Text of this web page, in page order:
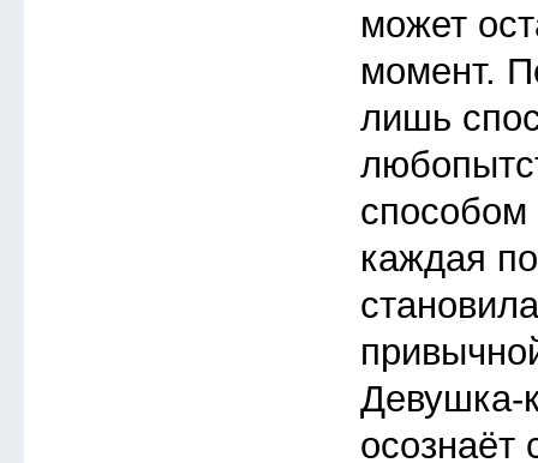
может
момент.
лишь
способом
каждая
Девушка-
осознаёт